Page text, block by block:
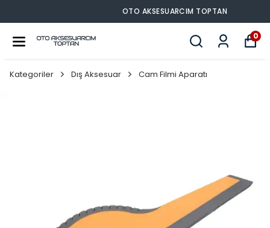
OTO AKSESUARCIM TOPTAN
0
Kategoriler Dış Aksesuar Cam Filmi Aparatı